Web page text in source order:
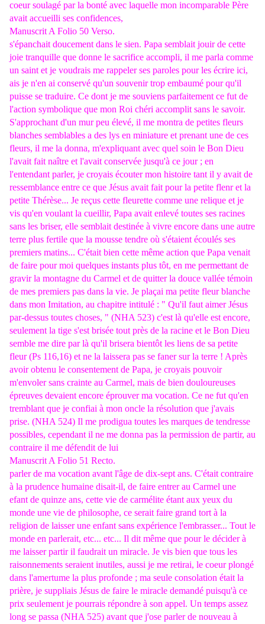
coeur soulagé par la bonté avec laquelle mon incomparable Père
avait accueilli ses confidences,
Manuscrit A Folio 50 Verso.
s'épanchait doucement dans le sien. Papa semblait jouir de cette
joie tranquille que donne le sacrifice accompli, il me parla comme
un saint et je voudrais me rappeler ses paroles pour les écrire ici,
ais je n'en ai conservé qu'un souvenir trop embaumé pour qu'il
puisse se traduire. Ce dont je me souviens parfaitement ce fut de
l'action symbolique que mon Roi chéri accomplit sans le savoir.
S'approchant d'un mur peu élevé, il me montra de petites fleurs
blanches semblables a des lys en miniature et prenant une de ces
fleurs, il me la donna, m'expliquant avec quel soin le Bon Dieu
l'avait fait naître et l'avait conservée jusqu'à ce jour ; en
l'entendant parler, je croyais écouter mon histoire tant il y avait de
ressemblance entre ce que Jésus avait fait pour la petite flenr et la
petite Thérèse... Je reçus cette fleurette comme une relique et je
vis qu'en voulant la cueillir, Papa avait enlevé toutes ses racines
sans les briser, elle semblait destinée à vivre encore dans une autre
terre plus fertile que la mousse tendre où s'étaient écoulés ses
premiers matins... C'était bien cette même action que Papa venait
de faire pour moi quelques instants plus tôt, en me permettant de
gravir la montagne du Carmel et de quitter la douce vallée témoin
de mes premiers pas dans la vie. Je plaçai ma petite fleur blanche
dans mon Imitation, au chapitre intitulé : " Qu'il faut aimer Jésus
par-dessus toutes choses, " (NHA 523) c'est là qu'elle est encore,
seulement la tige s'est brisée tout près de la racine et le Bon Dieu
semble me dire par là qu'il brisera bientôt les liens de sa petite
fleur (Ps 116,16) et ne la laissera pas se faner sur la terre ! Après
avoir obtenu le consentement de Papa, je croyais pouvoir
m'envoler sans crainte au Carmel, mais de bien douloureuses
épreuves devaient encore éprouver ma vocation. Ce ne fut qu'en
tremblant que je confiai à mon oncle la résolution que j'avais
prise. (NHA 524) Il me prodigua toutes les marques de tendresse
possibles, cependant il ne me donna pas la permission de partir, au
contraire il me défendit de lui
Manuscrit A Folio 51 Recto.
parler de ma vocation avant l'âge de dix-sept ans. C'était contraire
à la prudence humaine disait-il, de faire entrer au Carmel une
efant de quinze ans, cette vie de carmélite étant aux yeux du
monde une vie de philosophe, ce serait faire grand tort à la
religion de laisser une enfant sans expérience l'embrasser... Tout le
monde en parlerait, etc... etc... Il dit même que pour le décider à
me laisser partir il faudrait un miracle. Je vis bien que tous les
raisonnements seraient inutiles, aussi je me retirai, le coeur plongé
dans l'amertume la plus profonde ; ma seule consolation était la
prière, je suppliais Jésus de faire le miracle demandé puisqu'à ce
prix seulement je pourrais répondre à son appel. Un temps assez
long se passa (NHA 525) avant que j'ose parler de nouveau à